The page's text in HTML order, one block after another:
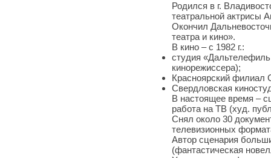
Родился в г.
театральной актрисы
Окончил
театра и кино».
В кино – с 1982 г.:
студия
кинорежиссера);
Красноярский филиал
Свердловская
В настоящее время –
работа на ТВ (худ.
Снял около 30
телевизионных
Автор сценария
(фантастическая